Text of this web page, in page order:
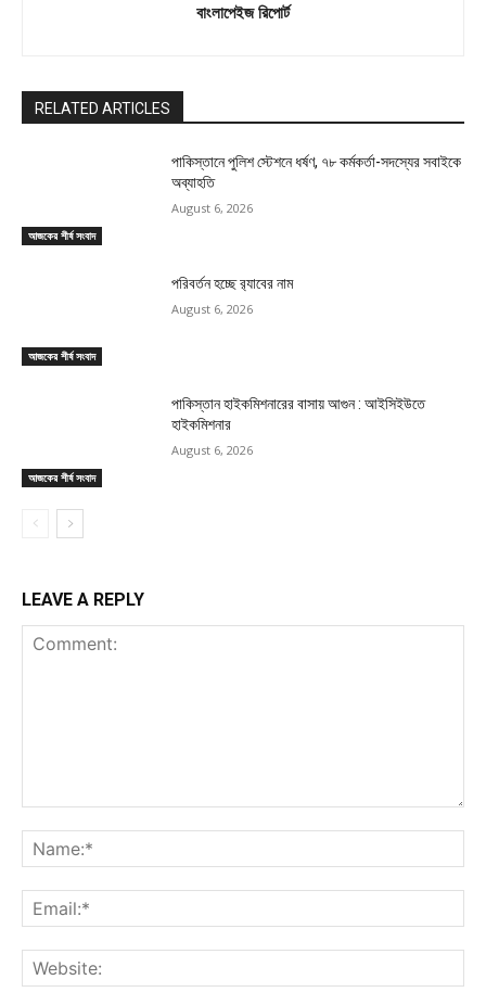
বাংলাপেইজ রিপোর্ট
RELATED ARTICLES
আজকের শীর্ষ সংবাদ
পাকিস্তানে পুলিশ স্টেশনে ধর্ষণ, ৭৮ কর্মকর্তা-সদস্যের সবাইকে
অব্যাহতি
August 6, 2026
আজকের শীর্ষ সংবাদ
পরিবর্তন হচ্ছে র‌্যাবের নাম
August 6, 2026
আজকের শীর্ষ সংবাদ
পাকিস্তান হাইকমিশনারের বাসায় আগুন : আইসিইউতে
হাইকমিশনার
August 6, 2026
LEAVE A REPLY